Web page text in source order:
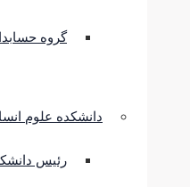
گروه حسابداری
دانشکده علوم انسانی
رئیس دانشکده